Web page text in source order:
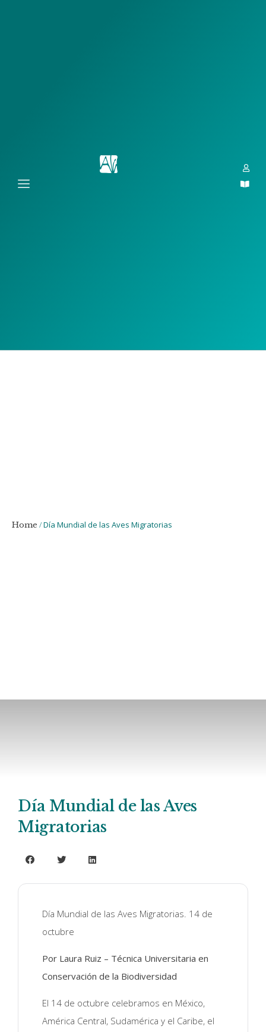
Home /Día Mundial de las Aves Migratorias
Día Mundial de las Aves
Migratorias
Día Mundial de las Aves Migratorias. 14 de
octubre
Por Laura Ruiz – Técnica Universitaria en
Conservación de la Biodiversidad
El 14 de octubre celebramos en México,
América Central, Sudamérica y el Caribe, el